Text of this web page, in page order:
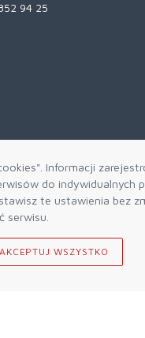
Informacji
do indywidualnych
te ustawienia bez
serwisu.
WSZYSTKO
94 25